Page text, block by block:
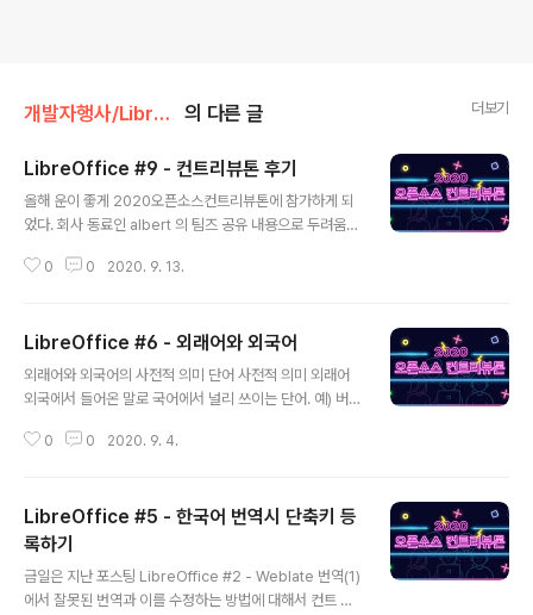
개발자행사/LibreOffice 의 다른 글 더보기
LibreOffice #9 - 컨트리뷰톤 후기
올해 운이 좋게 2020오픈소스컨트리뷰톤에 참가하게 되
었다. 회사 동료인 albert 의 팀즈 공유 내용으로 두려움
향상 및 공헌자 양성 프로젝트"에 멘티로 참가 하였다. 현
습을 보면서 이번 행사를 통해 터닝포인트가 생겼으면 했
다. 강남과 서초 인근에 위치한 OpenUP 센터에서 발대식
을 하였다. 일단 입구에서부터 오픈소스컨트리뷰톤의 향기
가장 먼저 눈에 띈 것이 스티커였다. 요새 개발자 스티커에
0 0 2020. 9. 13.
LibreOffice #6 - 외래어와 외국어
외래어와 외국어의 사전적 의미 단어 사전적 의미 외래어
외국에서 들어온 말로 국어에서 널리 쓰이는 단어. 예) 버
나라에서 사용하고 있는 말로 영어, 일본어, 중국어, 프랑스
성하는 특성에 따라 여러 갈래의 하위분류가 가능하다. 예
를 들어 언어 사회 전체의 소통의 효율성과 통일성을 기준
으로 할 때, 표준어와 방언이 구분된다. 방언은 다시 지역
특성에 따라 드러나는 차이를 기준으로 한 지역방언과 남
0 0 2020. 9. 4.
LibreOffice #5 - 한국어 번역시 단축키 등
록하기
금일은 지난 포스팅 LibreOffice #2 - Weblate 번역(1)
에서 잘못된 번역과 이를 수정하는 방법에 대해서 컨트 리